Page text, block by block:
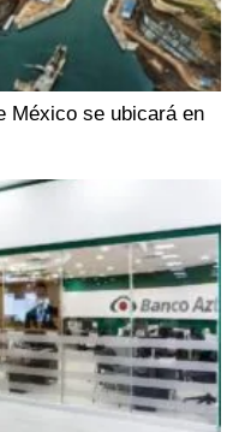
México se ubicará en